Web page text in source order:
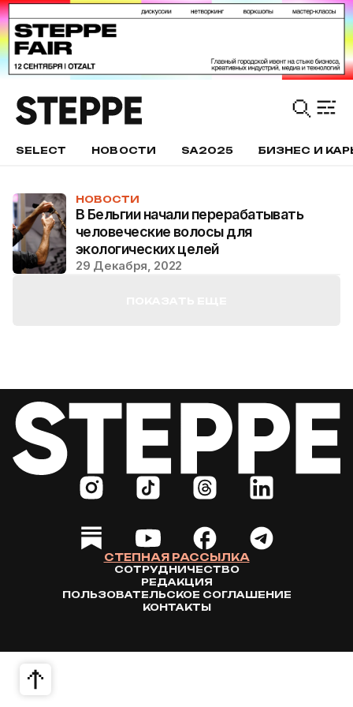
SELECT НОВОСТИ SA2025 БИЗНЕС И
НОВОСТИ
В Бельгии начали перерабатывать
человеческие волосы для
экологических целей
29 Декабря, 2022
СТЕПНАЯ РАССЫЛКА
СОТРУДНИЧЕСТВО
РЕДАКЦИЯ
ПОЛЬЗОВАТЕЛЬСКОЕ СОГЛАШЕНИЕ
КОНТАКТЫ